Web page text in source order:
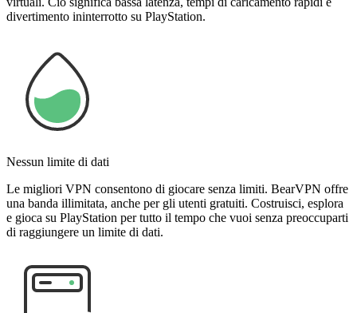
divertimento ininterrotto su PlayStation.
Nessun limite di dati
Le migliori VPN consentono di giocare senza limiti. BearVPN offre
una banda illimitata, anche per gli utenti gratuiti. Costruisci, esplora
e gioca su PlayStation per tutto il tempo che vuoi senza preoccuparti
di raggiungere un limite di dati.